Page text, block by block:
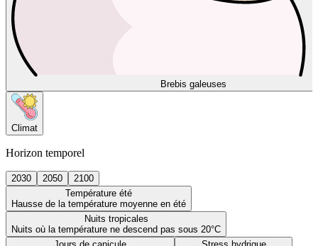
Brebis galeuses
Climat
Horizon temporel
2030 2050
2100
Température été
Hausse de la température moyenne en été
Nuits tropicales
Nuits où la température ne descend pas sous 20°C